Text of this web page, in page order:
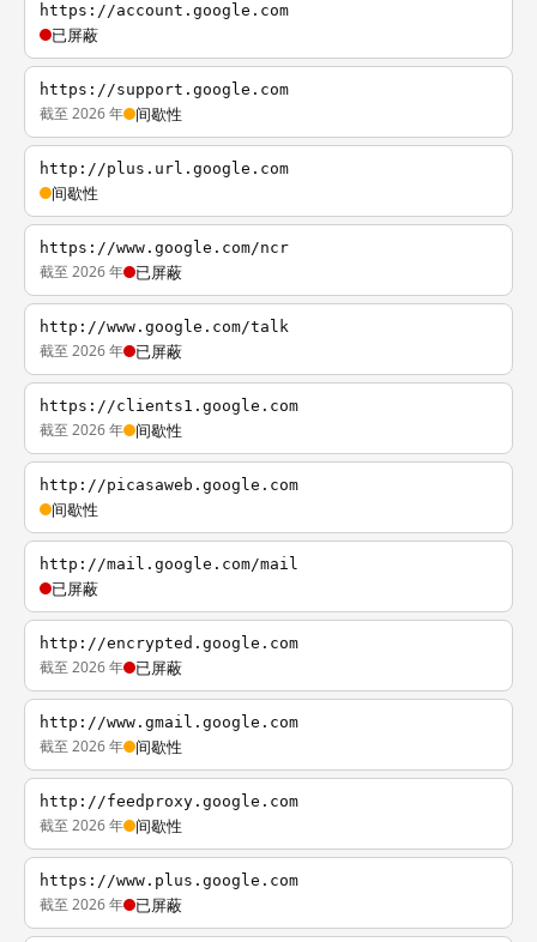
https://account.google.com
已屏蔽
https://support.google.com
截至 2026 年 间歇性
http://plus.url.google.com
间歇性
https://www.google.com/ncr
截至 2026 年 已屏蔽
http://www.google.com/talk
截至 2026 年 已屏蔽
https://clients1.google.com
截至 2026 年 间歇性
http://picasaweb.google.com
间歇性
http://mail.google.com/mail
已屏蔽
http://encrypted.google.com
截至 2026 年 已屏蔽
http://www.gmail.google.com
截至 2026 年 间歇性
http://feedproxy.google.com
截至 2026 年 间歇性
https://www.plus.google.com
截至 2026 年 已屏蔽